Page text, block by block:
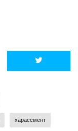
харассмент